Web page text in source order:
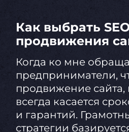
Как выбрать
продвижения
Когда ко мне
предприниматели,
продвижение
всегда касается
и гарантий.
стратегии